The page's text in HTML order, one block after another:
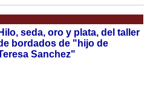
Hilo, seda, oro y plata, del taller
bordados de "hijo de
Sanchez"